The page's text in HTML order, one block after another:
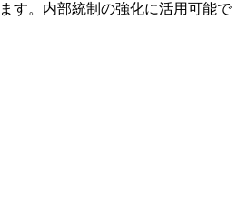
す。内部統制の強化に活用可能で